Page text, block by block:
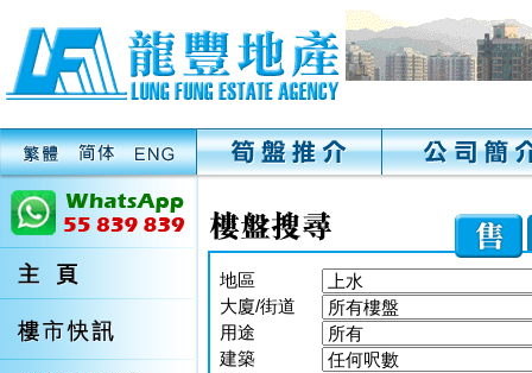
地區
大廈/街道
用途
建築